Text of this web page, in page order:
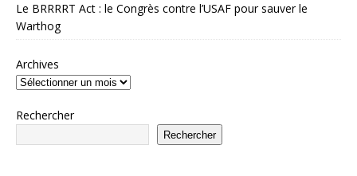
Le BRRRRT Act : le Congrès contre l’USAF pour sauver le
Warthog
Archives
Rechercher
Rechercher